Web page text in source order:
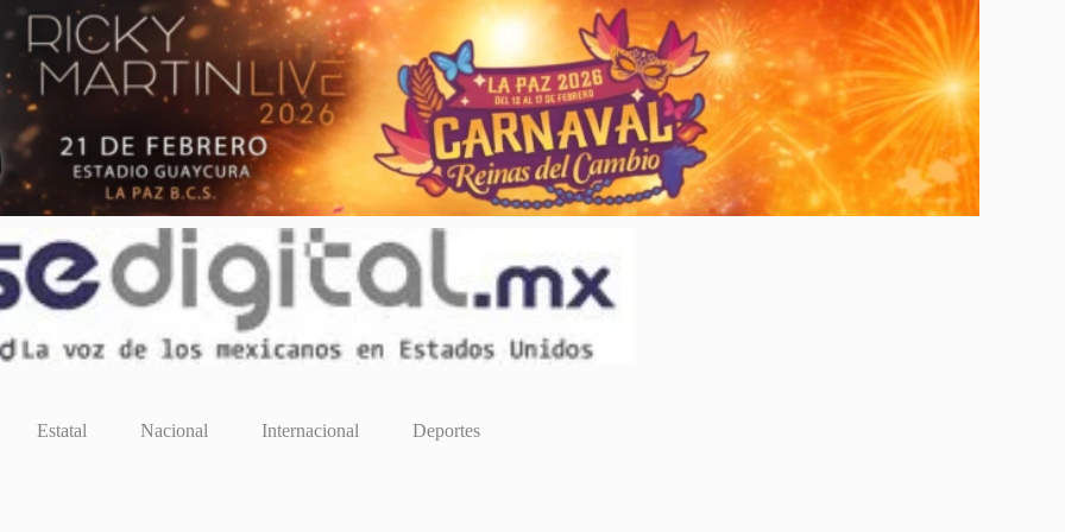
Estatal Nacional Internacional Deportes